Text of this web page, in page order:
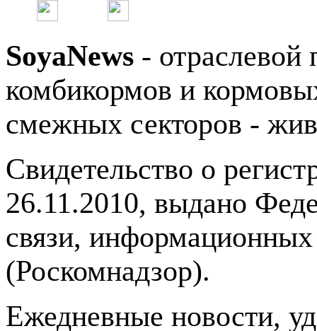
SoyaNews - отраслевой
комбикормов и
смежных секторов -
Свидетельство о
26.11.2010, выдано
связи,
(Роскомнадзор).
Ежедневные новости,